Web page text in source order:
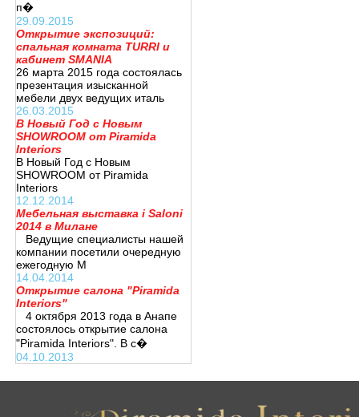
п�
29.09.2015
Открытие экспозиций:
спальная комната TURRI и
кабинет SMANIA
26 марта 2015 года состоялась
презентация изысканной
мебели двух ведущих италь
26.03.2015
В Новый Год с Новым
SHOWROOM от Piramida
Interiors
В Новый Год с Новым
SHOWROOM от Piramida
Interiors
12.12.2014
Мебельная выставка i Saloni
2014 в Милане
Ведущие специалисты нашей
компании посетили очередную
ежегодную М
14.04.2014
Открытие салона "Piramida
Interiors"
4 октября 2013 года в Анапе
состоялось открытие салона
"Piramida Interiors". В с�
04.10.2013